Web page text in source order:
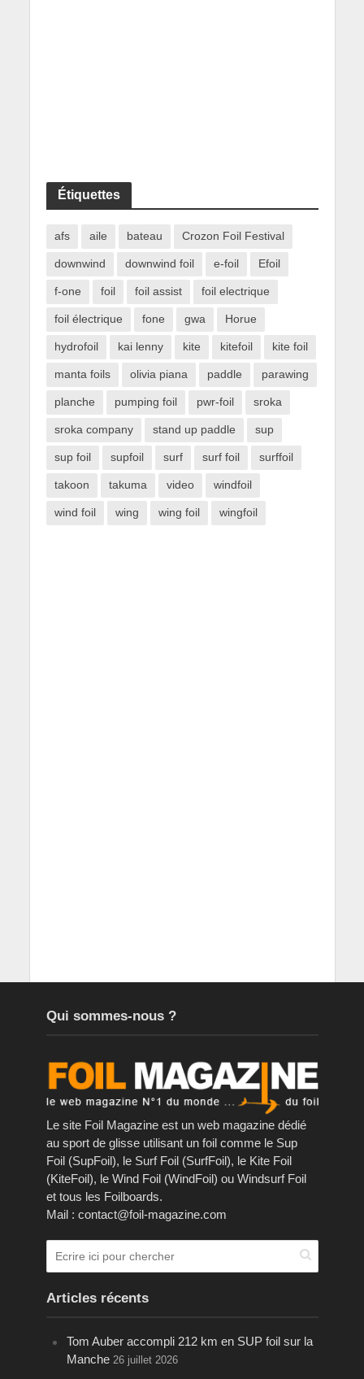
Étiquettes
afs aile bateau Crozon Foil Festival
downwind downwind foil e-foil Efoil
f-one foil foil assist foil electrique
foil électrique fone gwa Horue
hydrofoil kai lenny kite kitefoil kite foil
manta foils olivia piana paddle parawing
planche pumping foil pwr-foil sroka
sroka company stand up paddle sup
sup foil supfoil surf surf foil surffoil
takoon takuma video windfoil
wind foil wing wing foil wingfoil
Qui sommes-nous ?
Le site Foil Magazine est un web magazine dédié
au sport de glisse utilisant un foil comme le Sup
Foil (SupFoil), le Surf Foil (SurfFoil), le Kite Foil
(KiteFoil), le Wind Foil (WindFoil) ou Windsurf Foil
et tous les Foilboards.
Mail : contact@foil-magazine.com
Articles récents
Tom Auber accompli 212 km en SUP foil sur la
Manche 26 juillet 2026